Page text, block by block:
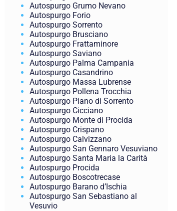
Autospurgo Grumo Nevano
Autospurgo Forio
Autospurgo Sorrento
Autospurgo Brusciano
Autospurgo Frattaminore
Autospurgo Saviano
Autospurgo Palma Campania
Autospurgo Casandrino
Autospurgo Massa Lubrense
Autospurgo Pollena Trocchia
Autospurgo Piano di Sorrento
Autospurgo Cicciano
Autospurgo Monte di Procida
Autospurgo Crispano
Autospurgo Calvizzano
Autospurgo San Gennaro Vesuviano
Autospurgo Santa Maria la Carità
Autospurgo Procida
Autospurgo Boscotrecase
Autospurgo Barano d’Ischia
Autospurgo San Sebastiano al
Vesuvio